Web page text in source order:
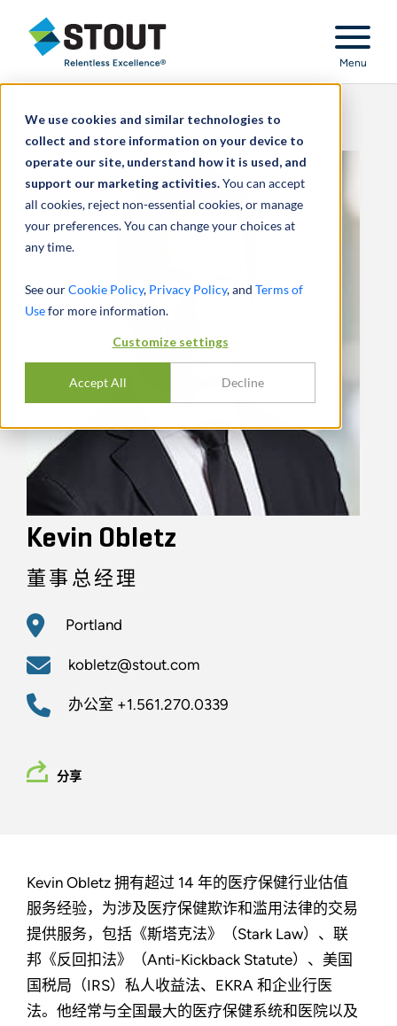
We use cookies and similar technologies to
collect and store information on your device to
operate our site, understand how it is used, and
support our marketing activities.You can accept
all cookies, reject non-essential cookies, or manage
your preferences. You can change your choices at
any time.
See ourCookie Policy, Privacy Policy, and Terms of
Usefor more information.
Customize settings
Accept All Decline
Stout Relentless Excellence
Menu
Kevin Obletz
董事总经理
Portland
kobletz@stout.com
办公室 +1.561.270.0339
分享
Kevin Obletz 拥有超过 14 年的医疗保健行业估值
服务经验，为涉及医疗保健欺诈和滥用法律的交易
提供服务，包括《斯塔克法》（Stark Law）、联
邦《反回扣法》（Anti-Kickback Statute）、美国
国税局（IRS）私人收益法、EKRA 和企业行医
法。他经常与全国最大的医疗保健系统和医院以及